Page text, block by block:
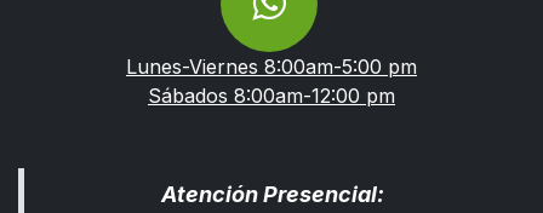
Lunes-Viernes 8:00am-5:00 pm
Sábados 8:00am-12:00 pm
Atención Presencial: